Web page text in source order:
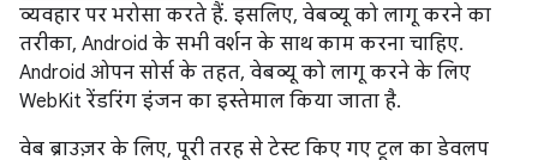
व्यवहार पर भरोसा करते हैं. इसलिए, वेबव्यू को लागू करने का
तरीका, Android के सभी वर्शन के साथ काम करना चाहिए.
Android ओपन सोर्स के तहत, वेबव्यू को लागू करने के लिए
WebKit रेंडरिंग इंजन का इस्तेमाल किया जाता है.
वेब ब्राउज़र के लिए, पूरी तरह से टेस्ट किए गए टूल का डेवलप